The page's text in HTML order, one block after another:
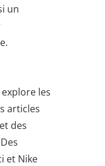
un
les
articles
des
et Nike